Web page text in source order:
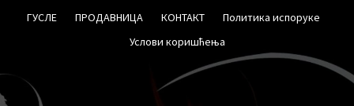
ГУСЛЕ ПРОДАВНИЦА КОНТАКТ
Политика испоруке
Услови коришћења